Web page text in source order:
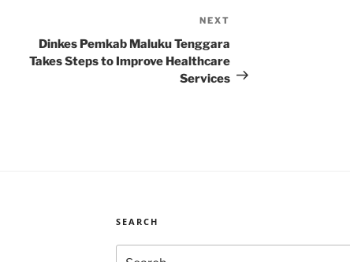
NEXT
Dinkes Pemkab Maluku Tenggara
Takes Steps to Improve Healthcare
Services
SEARCH